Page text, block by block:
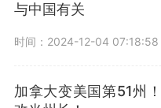
与中国有关
时间：2024-12-04 07:18:58
加拿大变美国第51州